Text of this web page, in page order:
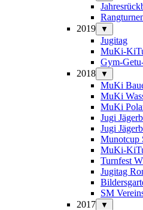
2019
▼
Jugitag
MuKi-
Gym-
2018
▼
MuKi
MuKi
MuKi
Jugi
Jugi
Munotcup
MuKi-
Turnfest
Jugitag
SM
2017
▼